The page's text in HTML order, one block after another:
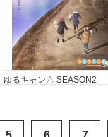
ゆるキャン△ SEASON2